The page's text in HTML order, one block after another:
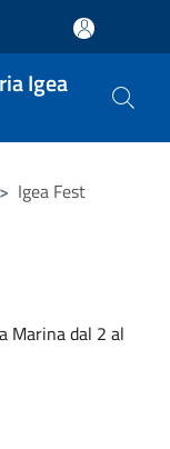
Igea
> Igea Fest
Marina dal 2 al